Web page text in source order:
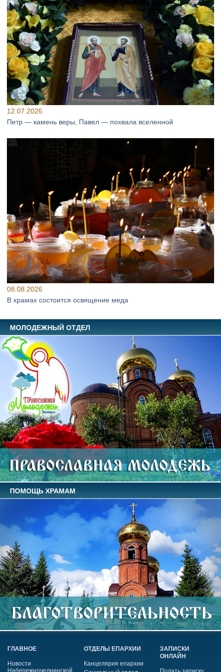
12.07.2026
Петр — камень веры, Павел — похвала вселенной
08.08.2026
В храмах состоится освящение меда
МОЛОДЕЖНЫЙ ОТДЕЛ
ПОМОЩЬ ХРАМАМ
ГЛАВНОЕ
Новости
Набережночелнинской
ОТДЕЛЫ ЕПАРХИИ
Канцелярия епархии
ЗАПИСКИ
ОНЛАЙН